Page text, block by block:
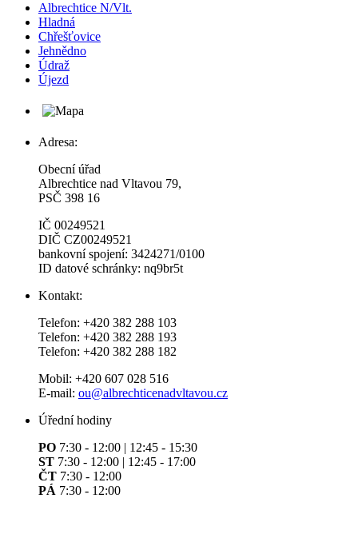
Albrechtice N/Vlt.
Hladná
Chřešťovice
Jehnědno
Údraž
Újezd
Adresa:
Obecní úřad
Albrechtice nad Vltavou 79,
PSČ 398 16
IČ 00249521
DIČ CZ00249521
bankovní spojení: 3424271/0100
ID datové schránky: nq9br5t
Kontakt:
Telefon: +420 382 288 103
Telefon: +420 382 288 193
Telefon: +420 382 288 182
Mobil: +420 607 028 516
E-mail: ou@albrechticenadvltavou.cz
Úřední hodiny
PO 7:30 - 12:00 | 12:45 - 15:30
ST 7:30 - 12:00 | 12:45 - 17:00
ČT 7:30 - 12:00
PÁ 7:30 - 12:00